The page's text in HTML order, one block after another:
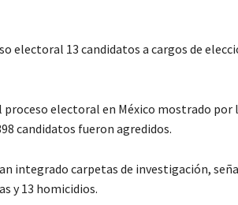
electoral 13 candidatos a cargos de
electoral en México mostrado por
candidatos fueron agredidos.
integrado carpetas de investigación,
y 13 homicidios.